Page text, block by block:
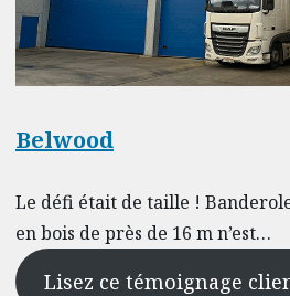
Belwood
Le défi était de taille !
en bois de près de 16 m n’est…
Lisez ce témoignage